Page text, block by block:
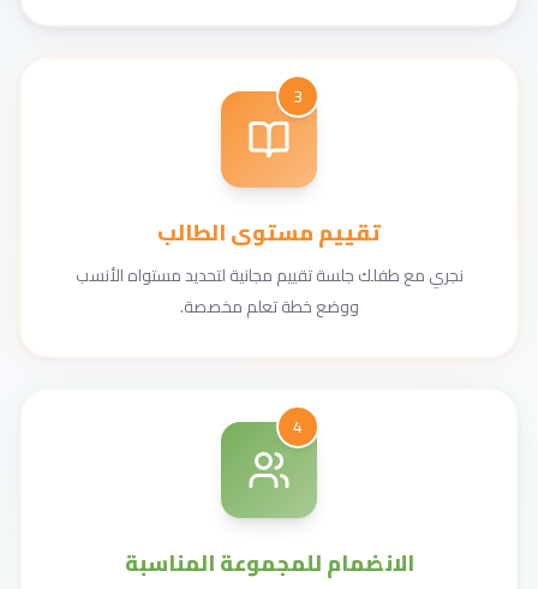
3
تقييم مستوى الطالب
نجري مع طفلك جلسة تقييم مجانية لتحديد مستواه الأنسب
ووضع خطة تعلم مخصصة.
4
الانضمام للمجموعة المناسبة